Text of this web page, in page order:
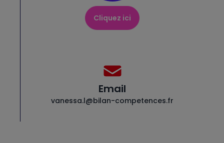
Cliquez ici
Email
vanessa.l@bilan-competences.fr